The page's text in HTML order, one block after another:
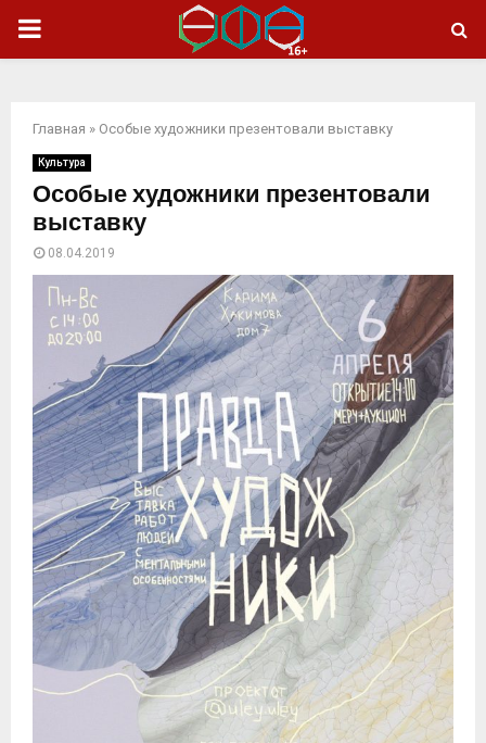
ОСНОВНОЕ
Главная » Особые художники презентовали выставку
Культура
Особые художники презентовали
выставку
08.04.2019